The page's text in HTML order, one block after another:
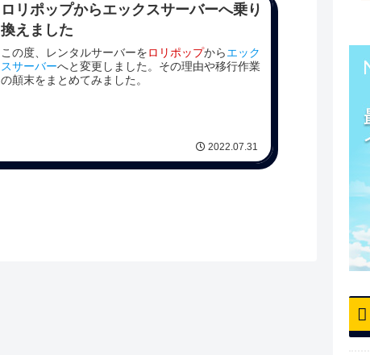
ロリポップからエックスサーバーへ乗り
換えました
この度、レンタルサーバーを ロリポップから エック
スサーバーへと変更しました。その理由や移行作業
の顛末をまとめてみました。
2022.07.31